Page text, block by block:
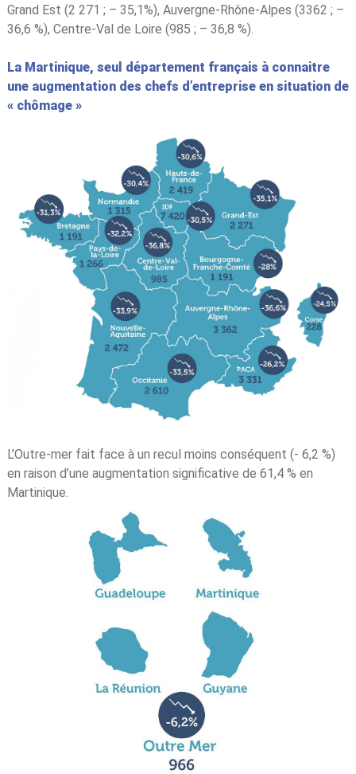
Grand Est (2 271 ; – 35,1%), Auvergne-Rhône-Alpes (3362 ; –
36,6 %), Centre-Val de Loire (985 ; – 36,8 %).
La Martinique, seul département français à connaitre
une augmentation des chefs d’entreprise en situation de
« chômage »
L’Outre-mer fait face à un recul moins conséquent (- 6,2 %)
en raison d’une augmentation significative de 61,4 % en
Martinique.